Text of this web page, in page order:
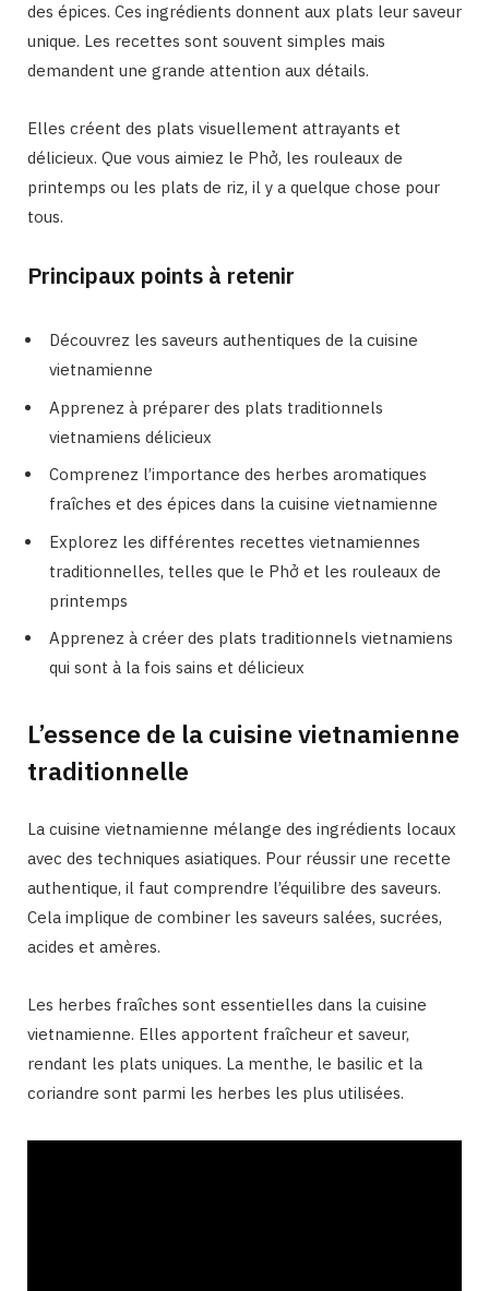
des épices. Ces ingrédients donnent aux plats leur saveur
unique. Les recettes sont souvent simples mais
demandent une grande attention aux détails.
Elles créent des plats visuellement attrayants et
délicieux. Que vous aimiez le Phở, les rouleaux de
printemps ou les plats de riz, il y a quelque chose pour
tous.
Principaux points à retenir
Découvrez les saveurs authentiques de la cuisine
vietnamienne
Apprenez à préparer des plats traditionnels
vietnamiens délicieux
Comprenez l’importance des herbes aromatiques
fraîches et des épices dans la cuisine vietnamienne
Explorez les différentes recettes vietnamiennes
traditionnelles, telles que le Phở et les rouleaux de
printemps
Apprenez à créer des plats traditionnels vietnamiens
qui sont à la fois sains et délicieux
L’essence de la cuisine vietnamienne
traditionnelle
La cuisine vietnamienne mélange des ingrédients locaux
avec des techniques asiatiques. Pour réussir une recette
authentique, il faut comprendre l’équilibre des saveurs.
Cela implique de combiner les saveurs salées, sucrées,
acides et amères.
Les herbes fraîches sont essentielles dans la cuisine
vietnamienne. Elles apportent fraîcheur et saveur,
rendant les plats uniques. La menthe, le basilic et la
coriandre sont parmi les herbes les plus utilisées.